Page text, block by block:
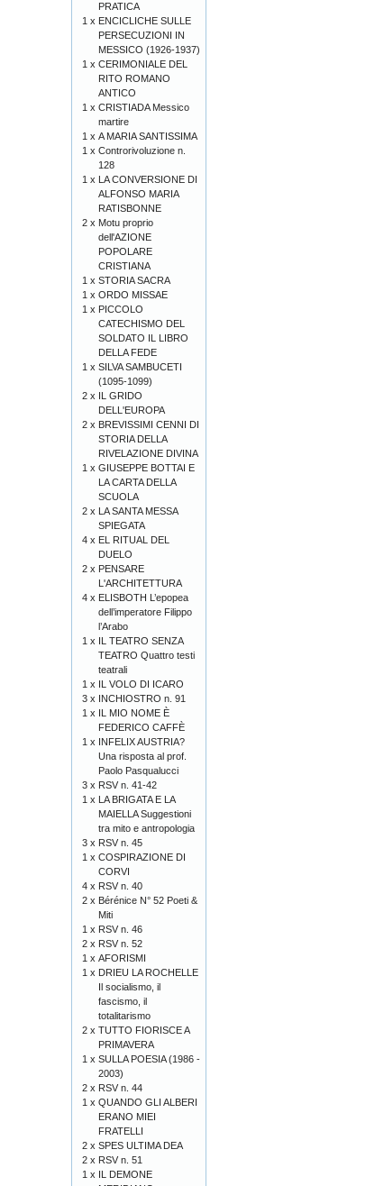
PRATICA
1 x ENCICLICHE SULLE
PERSECUZIONI IN
MESSICO (1926-1937)
1 x CERIMONIALE DEL
RITO ROMANO
ANTICO
1 x CRISTIADA Messico
martire
1 x A MARIA SANTISSIMA
1 x Controrivoluzione n.
128
1 x LA CONVERSIONE DI
ALFONSO MARIA
RATISBONNE
2 x Motu proprio
dell'AZIONE
POPOLARE
CRISTIANA
1 x STORIA SACRA
1 x ORDO MISSAE
1 x PICCOLO
CATECHISMO DEL
SOLDATO IL LIBRO
DELLA FEDE
1 x SILVA SAMBUCETI
(1095-1099)
2 x IL GRIDO
DELL'EUROPA
2 x BREVISSIMI CENNI DI
STORIA DELLA
RIVELAZIONE DIVINA
1 x GIUSEPPE BOTTAI E
LA CARTA DELLA
SCUOLA
2 x LA SANTA MESSA
SPIEGATA
4 x EL RITUAL DEL
DUELO
2 x PENSARE
L'ARCHITETTURA
4 x ELISBOTH L’epopea
dell’imperatore Filippo
l’Arabo
1 x IL TEATRO SENZA
TEATRO Quattro testi
teatrali
1 x IL VOLO DI ICARO
3 x INCHIOSTRO n. 91
1 x IL MIO NOME È
FEDERICO CAFFÈ
1 x INFELIX AUSTRIA?
Una risposta al prof.
Paolo Pasqualucci
3 x RSV n. 41-42
1 x LA BRIGATA E LA
MAIELLA Suggestioni
tra mito e antropologia
3 x RSV n. 45
1 x COSPIRAZIONE DI
CORVI
4 x RSV n. 40
2 x Bérénice N° 52 Poeti &
Miti
1 x RSV n. 46
2 x RSV n. 52
1 x AFORISMI
1 x DRIEU LA ROCHELLE
Il socialismo, il
fascismo, il
totalitarismo
2 x TUTTO FIORISCE A
PRIMAVERA
1 x SULLA POESIA (1986 -
2003)
2 x RSV n. 44
1 x QUANDO GLI ALBERI
ERANO MIEI
FRATELLI
2 x SPES ULTIMA DEA
2 x RSV n. 51
1 x IL DEMONE